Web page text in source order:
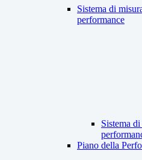
Sistema di
performance
Sistema
Piano della